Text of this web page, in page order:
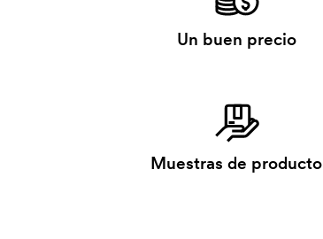
Un buen precio
Muestras de producto